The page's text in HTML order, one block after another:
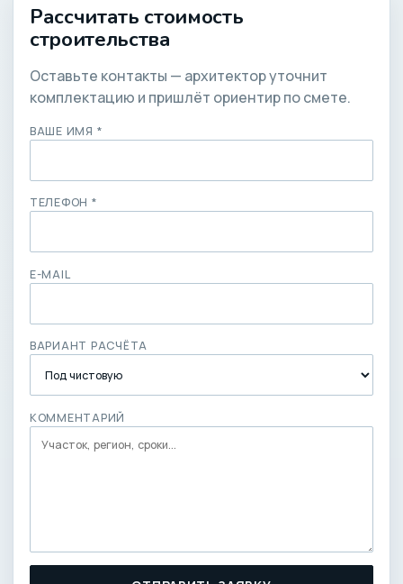
Рассчитать стоимость
строительства
Оставьте контакты — архитектор уточнит
комплектацию и пришлёт ориентир по смете.
ВАШЕ ИМЯ *
ТЕЛЕФОН *
E-MAIL
ВАРИАНТ РАСЧЁТА
КОММЕНТАРИЙ